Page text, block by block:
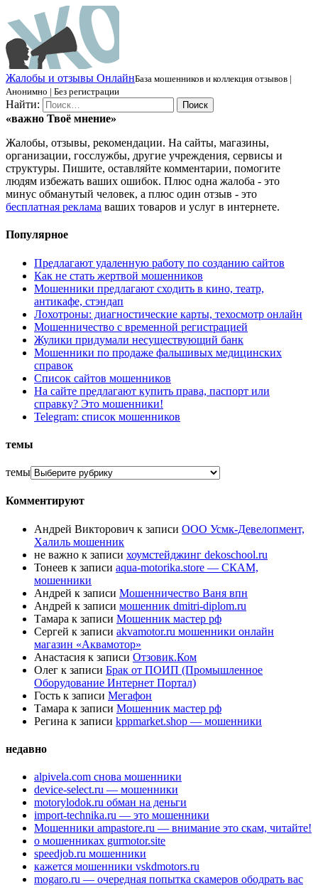
Жалобы и отзывы ОнлайнБаза мошенников и коллекция отзывов |
Анонимно | Без регистрации
Найти:
«важно Твоё мнение»
Жалобы, отзывы, рекомендации. На сайты, магазины,
организации, госслужбы, другие учреждения, сервисы и
структуры. Пишите, оставляйте комментарии, помогите
людям избежать ваших ошибок. Плюс одна жалоба - это
минус обманутый человек, а плюс один отзыв - это
бесплатная реклама ваших товаров и услуг в интернете.
Популярное
Предлагают удаленную работу по созданию сайтов
Как не стать жертвой мошенников
Мошенники предлагают сходить в кино, театр,
антикафе, стэндап
Лохотроны: диагностические карты, техосмотр онлайн
Мошенничество с временной регистрацией
Жулики придумали несуществующий банк
Мошенники по продаже фальшивых медицинских
справок
Список сайтов мошенников
На сайте предлагают купить права, паспорт или
справку? Это мошенники!
Telegram: список мошенников
темы
темы
Комментируют
Андрей Викторович к записи ООО Усмк-Девелопмент,
Халиль мошенник
не важно к записи хоумстейджинг dekoschool.ru
Тонеев к записи aqua-motorika.store — СКАМ,
мошенники
Андрей к записи Мошенничество Ваня впн
Андрей к записи мошенник dmitri-diplom.ru
Тамара к записи Мошенник мастер рф
Сергей к записи akvamotor.ru мошенники онлайн
магазин «Аквамотор»
Анастасия к записи Отзовик.Ком
Олег к записи Брак от ПОИП (Промышленное
Оборудование Интернет Портал)
Гость к записи Мегафон
Тамара к записи Мошенник мастер рф
Регина к записи kppmarket.shop — мошенники
недавно
alpivela.com снова мошенники
device-select.ru — мошенники
motorylodok.ru обман на деньги
import-technika.ru — это мошенники
Мошенники ampastore.ru — внимание это скам, читайте!
о мошенниках gurmotor.site
speedjob.ru мошенники
кажется мошенники vskdmotors.ru
mogaro.ru — очередная попытка скамеров ободрать вас